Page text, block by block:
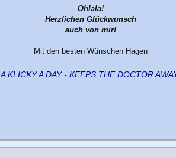
Ohlala!
Herzlichen Glückwunsch
auch von mir!
Mit den besten Wünschen Hagen
A KLICKY A DAY - KEEPS THE DOCTOR